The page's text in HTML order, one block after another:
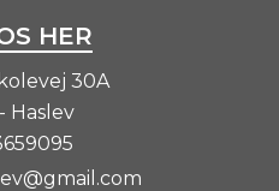
HER
30A
Haslev